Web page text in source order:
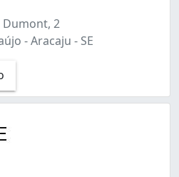
Dumont, 2
- Aracaju - SE